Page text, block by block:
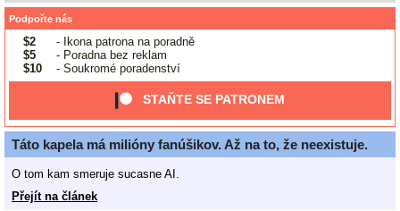
Podpořte nás
$2
- Ikona patrona na poradně
$5
- Poradna bez reklam
$10
- Soukromé poradenství
STAŇTE SE PATRONEM
Táto kapela má milióny fanúšikov. Až na to, že neexistuje.
O tom kam smeruje sucasne AI.
Přejít na článek